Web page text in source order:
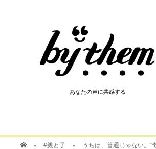
あなたの声に共感する
あなたの声に共感する
» #親と子 » うちは、普通じゃない。“